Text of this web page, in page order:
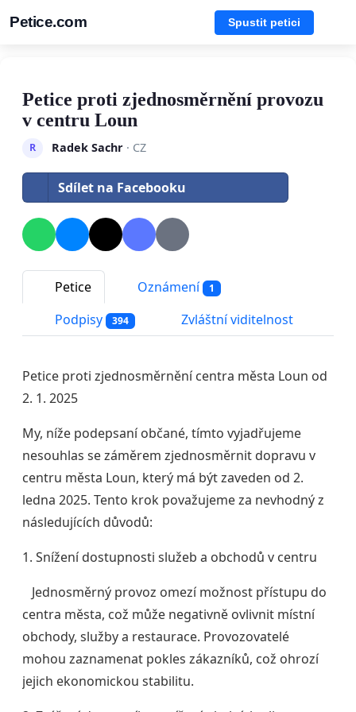
Petice.com Spustit petici
Petice proti zjednosměrnění provozu
v centru Loun
R Radek Sachr· CZ
Sdílet na Facebooku
Petice Oznámení 1
Podpisy 394 Zvláštní viditelnost
Petice proti zjednosměrnění centra města Loun od
2. 1. 2025
My, níže podepsaní občané, tímto vyjadřujeme
nesouhlas se záměrem zjednosměrnit dopravu v
centru města Loun, který má být zaveden od 2.
ledna 2025. Tento krok považujeme za nevhodný z
následujících důvodů:
1. Snížení dostupnosti služeb a obchodů v centru
Jednosměrný provoz omezí možnost přístupu do
centra města, což může negativně ovlivnit místní
obchody, služby a restaurace. Provozovatelé
mohou zaznamenat pokles zákazníků, což ohrozí
jejich ekonomickou stabilitu.